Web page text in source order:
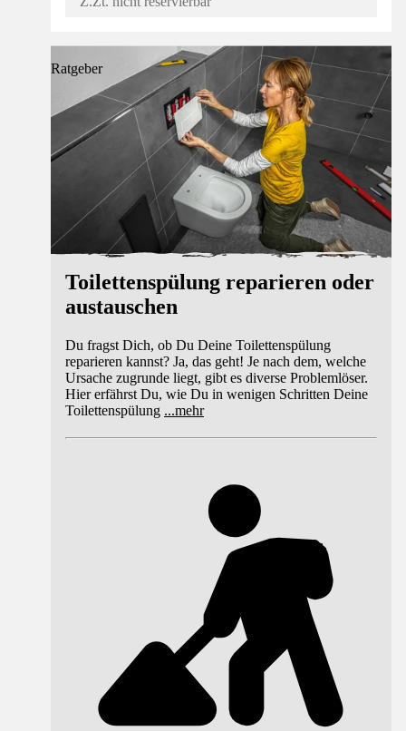
Ratgeber
Toilettenspülung reparieren oder
austauschen
Du fragst Dich, ob Du Deine Toilettenspülung
reparieren kannst? Ja, das geht! Je nach dem, welche
Ursache zugrunde liegt, gibt es diverse Problemlöser.
Hier erfährst Du, wie Du in wenigen Schritten Deine
Toilettenspülung ...mehr